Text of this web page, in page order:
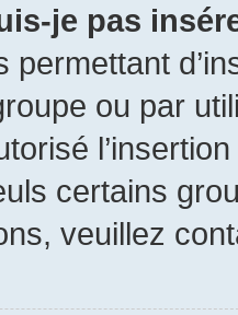
je pas
permettant
ou par
certains
veuillez